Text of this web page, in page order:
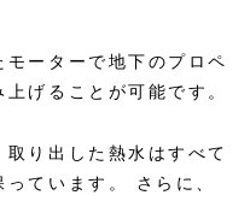
ーターで地下のプロペ
げることが可能です。
り出した熱水はすべて
ています。 さらに、